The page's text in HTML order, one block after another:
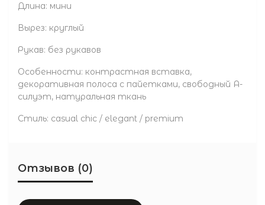
Длина: мини
Вырез: круглый
Рукав: без рукавов
Особенности: контрастная вставка,
декоративная полоса с пайетками, свободный А-
силуэт, натуральная ткань
Стиль: casual chic / elegant / premium
Отзывов (0)